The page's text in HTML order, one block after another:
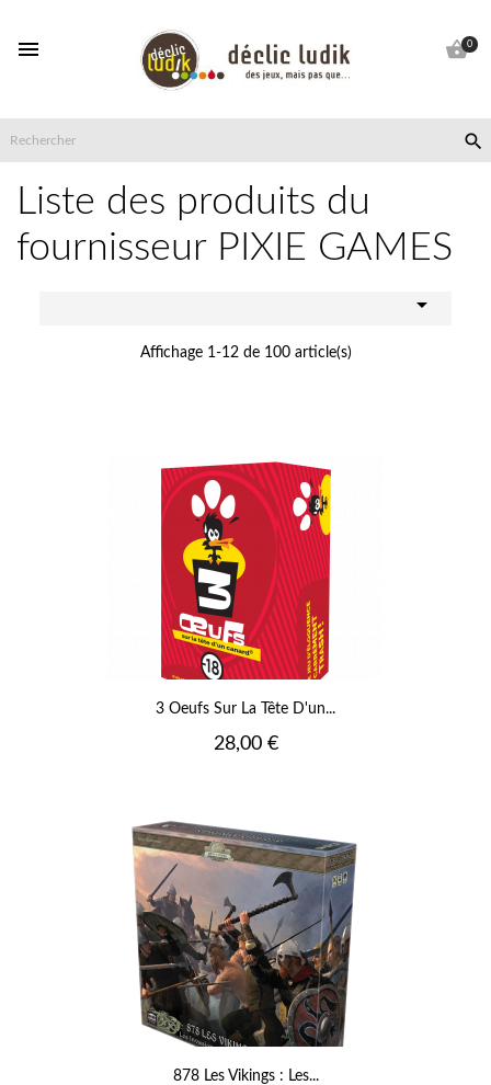
 0

Liste des produits du
fournisseur PIXIE GAMES

Affichage 1-12 de 100 article(s)
3 Oeufs Sur La Tête D'un...
Prix
28,00 €
878 Les Vikings : Les...